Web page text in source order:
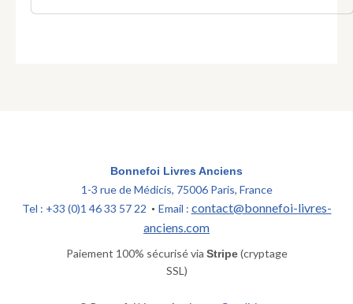
Bonnefoi Livres Anciens
1-3 rue de Médicis, 75006 Paris, France
Tel : +33 (0)1 46 33 57 22 • Email : contact@bonnefoi-livres-
anciens.com
Paiement 100% sécurisé via Stripe(cryptage
SSL)